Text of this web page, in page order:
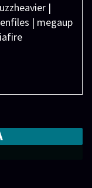
|
| megaup